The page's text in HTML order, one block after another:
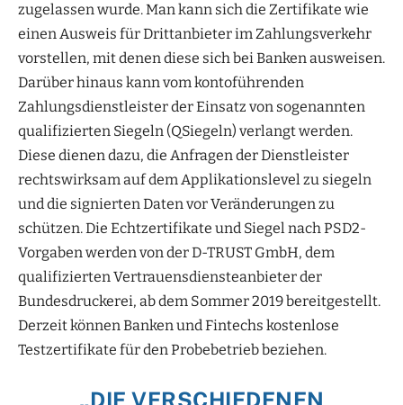
zugelassen wurde. Man kann sich die Zertifikate wie
einen Ausweis für Drittanbieter im Zahlungsverkehr
vorstellen, mit denen diese sich bei Banken ausweisen.
Darüber hinaus kann vom kontoführenden
Zahlungsdienstleister der Einsatz von sogenannten
qualifizierten Siegeln (QSiegeln) verlangt werden.
Diese dienen dazu, die Anfragen der Dienstleister
rechtswirksam auf dem Applikationslevel zu siegeln
und die signierten Daten vor Veränderungen zu
schützen. Die Echtzertifikate und Siegel nach PSD2-
Vorgaben werden von der D-TRUST GmbH, dem
qualifizierten Vertrauensdiensteanbieter der
Bundesdruckerei, ab dem Sommer 2019 bereitgestellt.
Derzeit können Banken und Fintechs kostenlose
Testzertifikate für den Probebetrieb beziehen.
„DIE VERSCHIEDENEN